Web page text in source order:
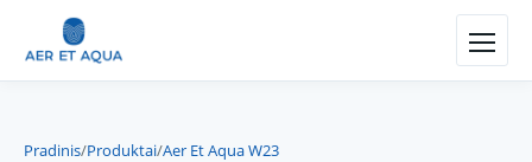
Pradinis/Produktai/Aer Et Aqua W23